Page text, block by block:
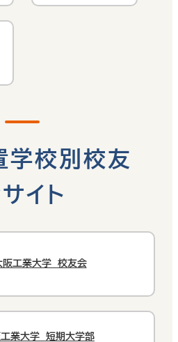
学校別校友
イト
阪工業大学 校友会
業大学 短期大学部